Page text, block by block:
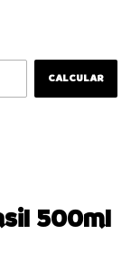
CALCULAR
500ml